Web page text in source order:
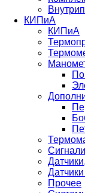
КИПиА
КИПиА
Прочее